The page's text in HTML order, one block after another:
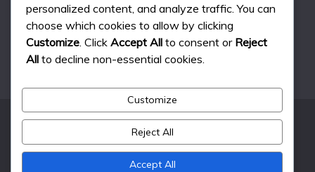
Gräshockeys måltrender: Analys, historiska data,
konsekvenser
All Rights Reserved 2024.
Proudly powered by WordPress
|
Theme: Fairy by
Candid Themes
personalized content, and analyze traffic. You can
choose which cookies to allow by clicking
Customize . Click Accept All to consent or Reject
All to decline non-essential cookies.
Customize
Reject All
Accept All